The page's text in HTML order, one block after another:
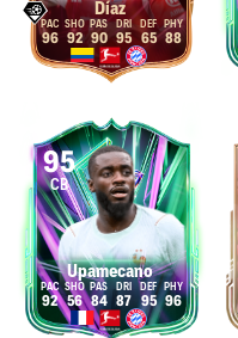
Díaz
96 92 90 95 65 88
95
CB
Upamecano
92 56 84 87 95 96